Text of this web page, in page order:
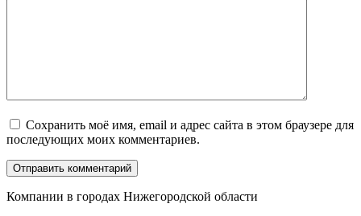
Сохранить моё имя, email и адрес сайта в этом браузере для
последующих моих комментариев.
Компании в городах Нижегородской области